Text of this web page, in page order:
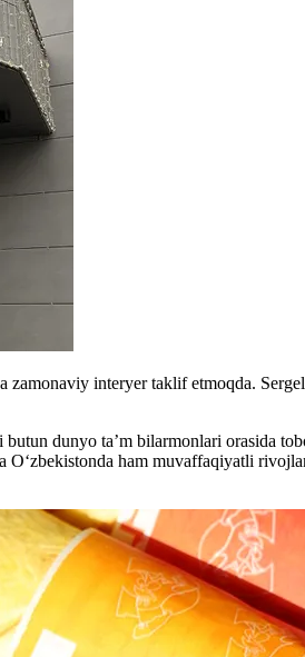
interyer taklif etmoqda.
dunyo ta’m bilarmonlari orasida
ham muvaffaqiyatli